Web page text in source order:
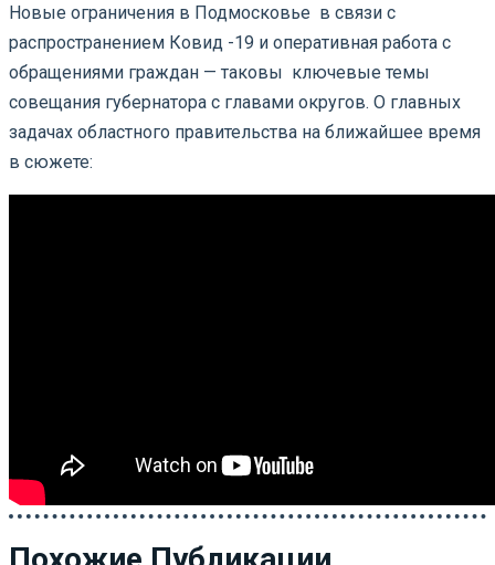
Новые ограничения в Подмосковье в связи с
распространением Ковид -19 и оперативная работа с
обращениями граждан — таковы ключевые темы
совещания губернатора с главами округов. О главных
задачах областного правительства на ближайшее время
в сюжете: